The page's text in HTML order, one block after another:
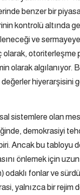
benzer bir
kontrolü altında
ve
olarak, otoriterleşme
olarak algılanıyor.
hiyerarşisini
sistemlere olan
demokrasiyi
Ancak bu tabloyu
önlemek için
fonlar ve
yalnızca bir rejim